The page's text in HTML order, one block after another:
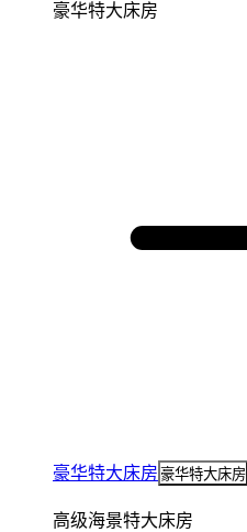
豪华特大床房
豪华特大床房 豪华特大床房
高级海景特大床房